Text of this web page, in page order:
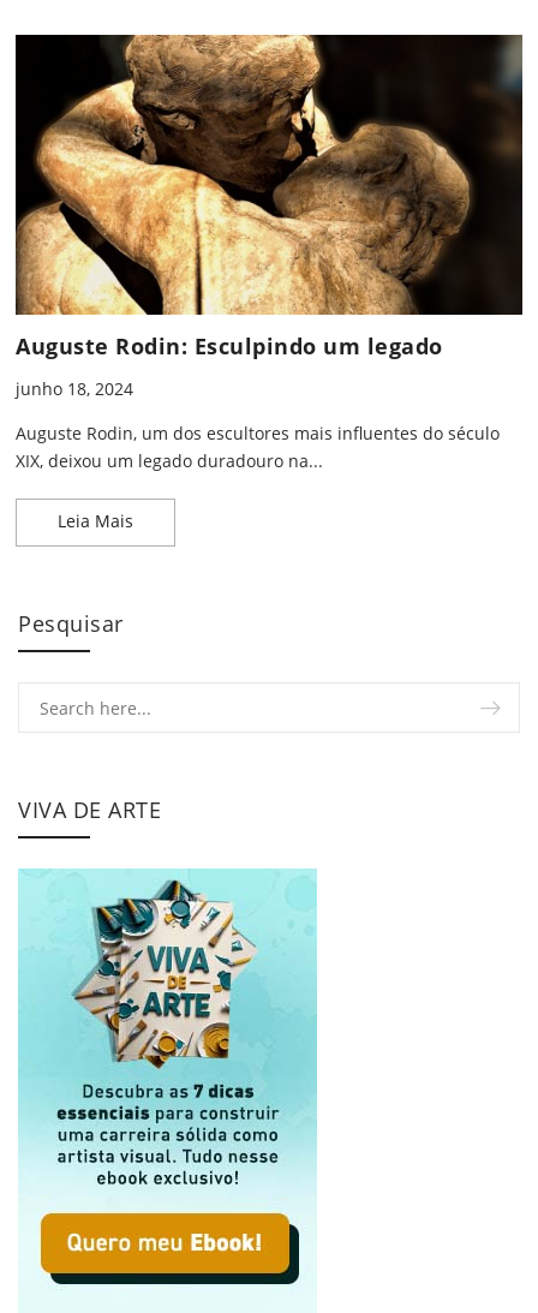
Auguste Rodin: Esculpindo um legado
junho 18, 2024
Auguste Rodin, um dos escultores mais influentes do século
XIX, deixou um legado duradouro na...
Leia Mais
Pesquisar
VIVA DE ARTE